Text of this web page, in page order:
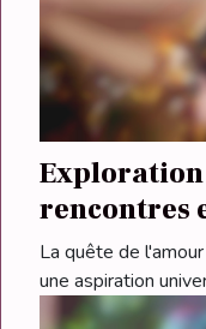
Exploration
rencontres
La quête de
une aspiration